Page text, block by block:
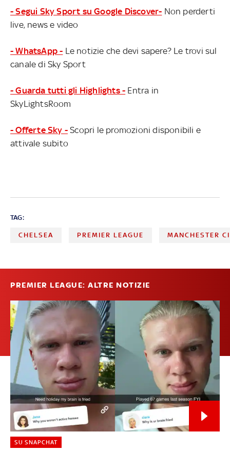
- Segui Sky Sport su Google Discover- Non perderti
live, news e video
- WhatsApp - Le notizie che devi sapere? Le trovi sul
canale di Sky Sport
- Guarda tutti gli Highlights - Entra in
SkyLightsRoom
- Offerte Sky - Scopri le promozioni disponibili e
attivale subito
TAG:
CHELSEA PREMIER LEAGUE MANCHESTER
PREMIER LEAGUE: ALTRE NOTIZIE
SU SNAPCHAT